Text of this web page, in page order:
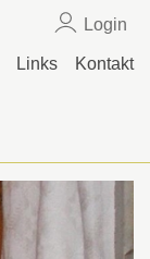
Login
Links Kontakt